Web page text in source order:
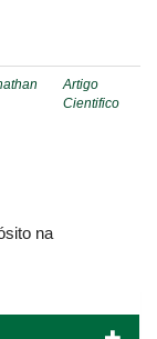
Artigo
Cientifico
na